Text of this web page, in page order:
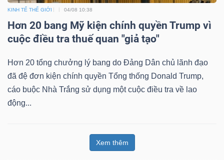
KINH TẾ THẾ GIỚI 04/08 10:38
Hơn 20 bang Mỹ kiện chính quyền Trump vì
cuộc điều tra thuế quan "giả tạo"
Hơn 20 tổng chưởng lý bang do Đảng Dân chủ lãnh đạo
đã đệ đơn kiện chính quyền Tổng thống Donald Trump,
cáo buộc Nhà Trắng sử dụng một cuộc điều tra về lao
động...
Xem thêm